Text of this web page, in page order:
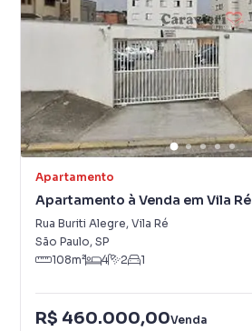
Apartamento
Apartamento à Venda em Vila Ré
Rua Buriti Alegre, Vila Ré
São Paulo, SP
108m² 4 2 1
R$ 460.000,00Venda